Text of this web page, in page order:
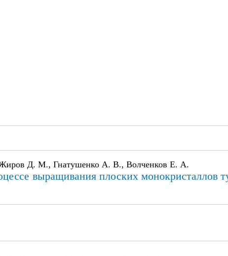
Д. М., Гнатушенко А. В., Волченков Е. А.
выращивания плоских монокристаллов